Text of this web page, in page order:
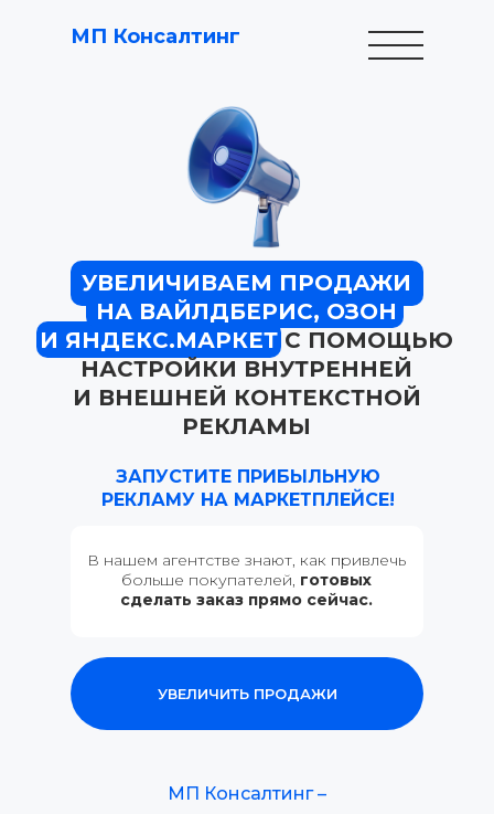
МП Консалтинг
ГЕНЕРАТОР ШТРИХКОДОВ
УВЕЛИЧИТЬ ПРОДАЖИ
УВЕЛИЧИВАЕМ ПРОДАЖИ
НА ВАЙЛДБЕРИС, ОЗОН
И ЯНДЕКС.МАРКЕТС ПОМОЩЬЮ
НАСТРОЙКИ ВНУТРЕННЕЙ
И ВНЕШНЕЙ КОНТЕКСТНОЙ
РЕКЛАМЫ
ЗАПУСТИТЕ ПРИБЫЛЬНУЮ
РЕКЛАМУ НА МАРКЕТПЛЕЙСЕ!
В нашем агентстве знают, как привлечь
больше покупателей, готовых
сделать заказ прямо сейчас.
МП Консалтинг–